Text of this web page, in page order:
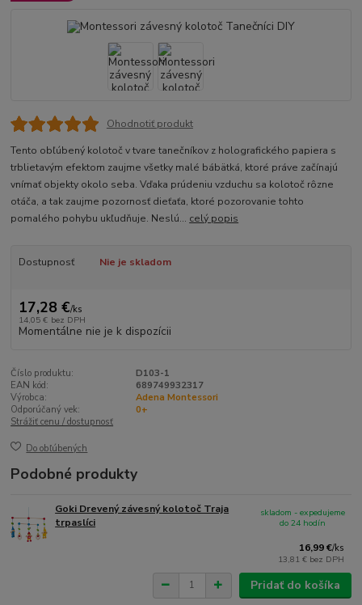
Ohodnotiť produkt
Tento obľúbený kolotoč v tvare tanečníkov z holografického papiera s
trblietavým efektom zaujme všetky malé bábätká, ktoré práve začínajú
vnímať objekty okolo seba. Vďaka prúdeniu vzduchu sa kolotoč rôzne
otáča, a tak zaujme pozornosť dieťaťa, ktoré pozorovanie tohto
pomalého pohybu ukľudňuje. Neslú... celý popis
Dostupnosť Nie je skladom
17,28 €/ks
14,05 € bez DPH
Momentálne nie je k dispozícii
Číslo produktu:
D103-1
EAN kód:
689749932317
Výrobca:
Adena Montessori
Odporúčaný vek:
0+
Strážiť cenu / dostupnosť
Do obľúbených
Podobné produkty
Goki Drevený závesný kolotoč Traja
trpaslíci
16,99 €/ks
13,81 € bez DPH
skladom - expedujeme
do 24 hodín
Pridať do košíka